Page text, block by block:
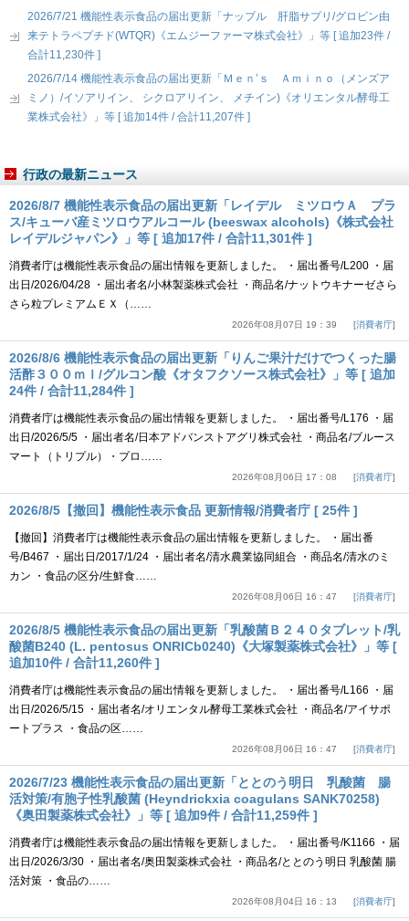
2026/7/21 機能性表示食品の届出更新「ナップル 肝脂サプリ/グロビン由
来テトラペプチド(WTQR)《エムジーファーマ株式会社》」等 [ 追加23件 /
合計11,230件 ]
2026/7/14 機能性表示食品の届出更新「Ｍｅｎ’ｓ Ａｍｉｎｏ（メンズア
ミノ）/イソアリイン、 シクロアリイン、 メチイン)《オリエンタル酵母工
業株式会社》」等 [ 追加14件 / 合計11,207件 ]
行政の最新ニュース
2026/8/7 機能性表示食品の届出更新「レイデル ミツロウＡ プラ
ス/キューバ産ミツロウアルコール (beeswax alcohols)《株式会社
レイデルジャパン》」等 [ 追加17件 / 合計11,301件 ]
消費者庁は機能性表示食品の届出情報を更新しました。 ・届出番号/L200 ・届
出日/2026/04/28 ・届出者名/小林製薬株式会社 ・商品名/ナットウキナーゼさら
さら粒プレミアムＥＸ（……
2026年08月07日 19：39 消費者庁
2026/8/6 機能性表示食品の届出更新「りんご果汁だけでつくった腸
活酢３００ｍｌ/グルコン酸《オタフクソース株式会社》」等 [ 追加
24件 / 合計11,284件 ]
消費者庁は機能性表示食品の届出情報を更新しました。 ・届出番号/L176 ・届
出日/2026/5/5 ・届出者名/日本アドバンストアグリ株式会社 ・商品名/ブルース
マート（トリプル）・プロ……
2026年08月06日 17：08 消費者庁
2026/8/5【撤回】機能性表示食品 更新情報/消費者庁 [ 25件 ]
【撤回】消費者庁は機能性表示食品の届出情報を更新しました。 ・届出番
号/B467 ・届出日/2017/1/24 ・届出者名/清水農業協同組合 ・商品名/清水のミ
カン ・食品の区分/生鮮食……
2026年08月06日 16：47 消費者庁
2026/8/5 機能性表示食品の届出更新「乳酸菌Ｂ２４０タブレット/乳
酸菌B240 (L. pentosus ONRICb0240)《大塚製薬株式会社》」等 [
追加10件 / 合計11,260件 ]
消費者庁は機能性表示食品の届出情報を更新しました。 ・届出番号/L166 ・届
出日/2026/5/15 ・届出者名/オリエンタル酵母工業株式会社 ・商品名/アイサポ
ートプラス ・食品の区……
2026年08月06日 16：47 消費者庁
2026/7/23 機能性表示食品の届出更新「ととのう明日 乳酸菌 腸
活対策/有胞子性乳酸菌 (Heyndrickxia coagulans SANK70258)
《奥田製薬株式会社》」等 [ 追加9件 / 合計11,259件 ]
消費者庁は機能性表示食品の届出情報を更新しました。 ・届出番号/K1166 ・届
出日/2026/3/30 ・届出者名/奥田製薬株式会社 ・商品名/ととのう明日 乳酸菌 腸
活対策 ・食品の……
2026年08月04日 16：13 消費者庁